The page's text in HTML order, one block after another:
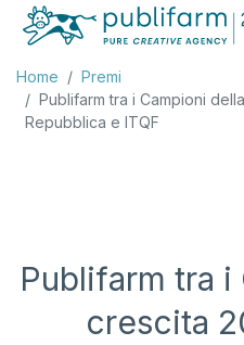
Home
Premi
Publifarm tra i Campioni
Repubblica e ITQF
Publifarm tra i
crescita